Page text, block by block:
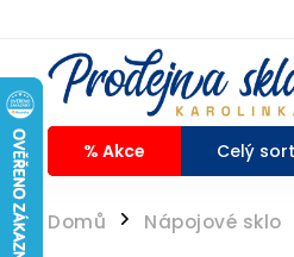
% Akce Celý
Domů / Nápojové sklo